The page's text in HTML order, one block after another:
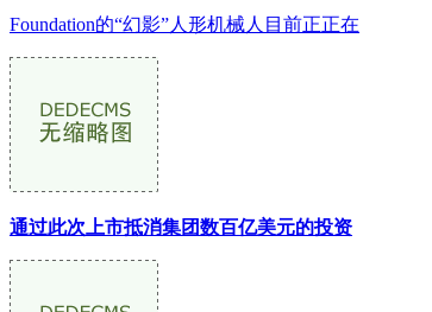
Foundation的“幻影”人形机械人目前正正在
通过此次上市抵消集团数百亿美元的投资